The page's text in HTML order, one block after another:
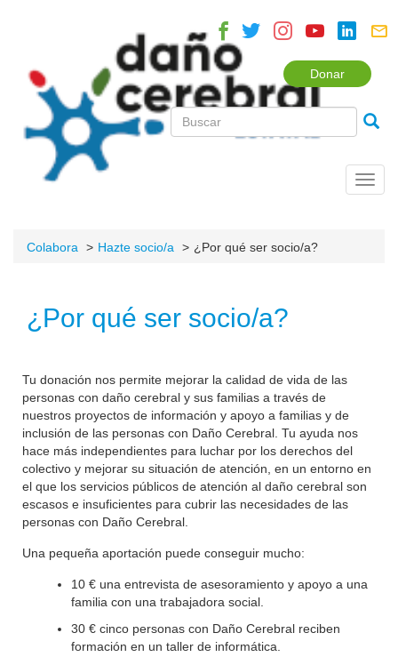
Donar
Colabora Hazte socio/a ¿Por qué ser socio/a?
¿Por qué ser socio/a?
Tu donación nos permite mejorar la calidad de vida de las
personas con daño cerebral y sus familias a través de
nuestros proyectos de información y apoyo a familias y de
inclusión de las personas con Daño Cerebral. Tu ayuda nos
hace más independientes para luchar por los derechos del
colectivo y mejorar su situación de atención, en un entorno en
el que los servicios públicos de atención al daño cerebral son
escasos e insuficientes para cubrir las necesidades de las
personas con Daño Cerebral.
Una pequeña aportación puede conseguir mucho:
10 € una entrevista de asesoramiento y apoyo a una
familia con una trabajadora social.
30 € cinco personas con Daño Cerebral reciben
formación en un taller de informática.